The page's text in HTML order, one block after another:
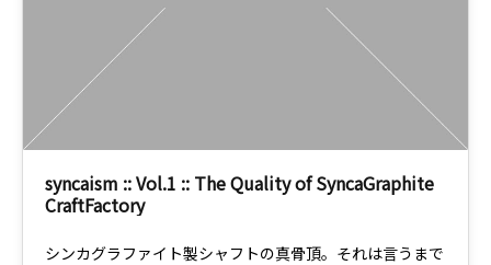
syncaism :: Vol.1 :: The Quality of SyncaGraphite
CraftFactory
シンカグラファイト製シャフトの真骨頂。それは言うまで